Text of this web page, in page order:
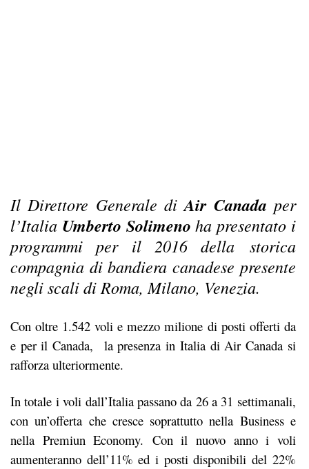
Il Direttore Generale diAir Canada per
l’Italia Umberto Solimeno ha presentato i
programmi per il 2016 della storica
compagnia di bandiera canadese presente
negli scali di Roma, Milano, Venezia.
Con oltre 1.542 voli e mezzo milione di posti offerti da
e per il Canada, la presenza in Italia di Air Canada si
rafforza ulteriormente.
In totale i voli dall’Italia passano da 26 a 31 settimanali,
con un’offerta che cresce soprattutto nella Business e
nella Premiun Economy. Con il nuovo anno i voli
aumenteranno dell’11% ed i posti disponibili del 22%